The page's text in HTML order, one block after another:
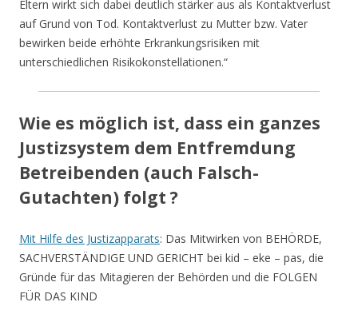
Eltern wirkt sich dabei deutlich stärker aus als Kontaktverlust
auf Grund von Tod. Kontaktverlust zu Mutter bzw. Vater
bewirken beide erhöhte Erkrankungsrisiken mit
unterschiedlichen Risikokonstellationen.“
Wie es möglich ist, dass ein ganzes
Justizsystem dem Entfremdung
Betreibenden (auch Falsch-
Gutachten) folgt ?
Mit Hilfe des Justizapparats: Das Mitwirken von BEHÖRDE,
SACHVERSTÄNDIGE UND GERICHT bei kid – eke – pas, die
Gründe für das Mitagieren der Behörden und die FOLGEN
FÜR DAS KIND